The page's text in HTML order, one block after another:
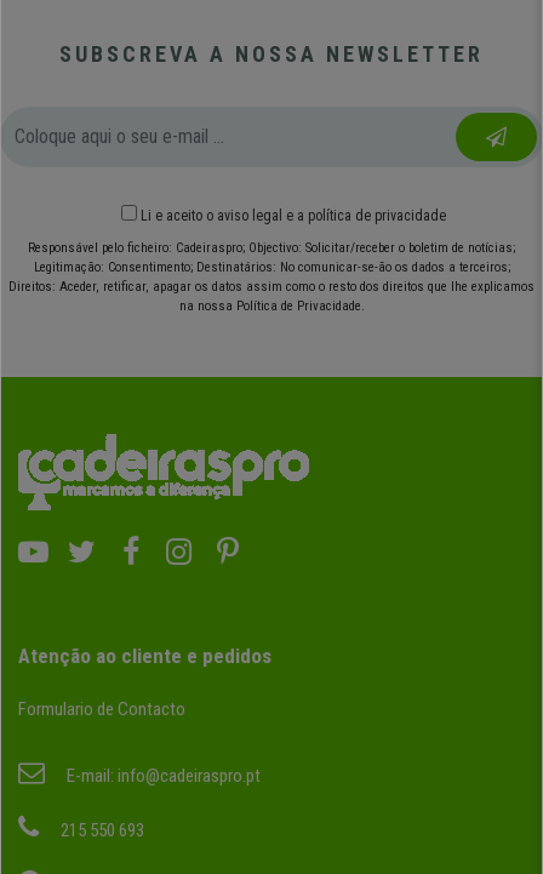
SUBSCREVA A NOSSA NEWSLETTER
Li e aceito o aviso legal e a política de privacidade
Responsável pelo ficheiro: Cadeiraspro; Objectivo: Solicitar/receber o boletim de notícias;
Legitimação: Consentimento; Destinatários: No comunicar-se-ão os dados a terceiros;
Direitos: Aceder, retificar, apagar os datos assim como o resto dos direitos que lhe explicamos
na nossa Política de Privacidade.
Atenção ao cliente e pedidos
Formulario de Contacto
E-mail: info@cadeiraspro.pt
215 550 693